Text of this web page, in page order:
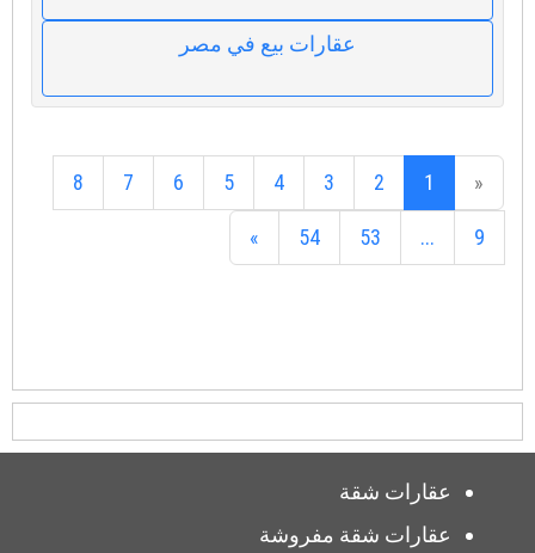
عقارات بيع في مصر
«
1
2
3
4
5
6
7
8
9
...
53
54
»
عقارات شقة
عقارات شقة مفروشة